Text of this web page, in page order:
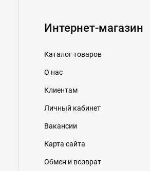
Интернет-магазин
Каталог товаров
О нас
Клиентам
Личный кабинет
Вакансии
Карта сайта
Обмен и возврат